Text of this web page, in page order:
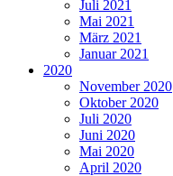
Juli 2021
Mai 2021
März 2021
Januar 2021
2020
November 2020
Oktober 2020
Juli 2020
Juni 2020
Mai 2020
April 2020